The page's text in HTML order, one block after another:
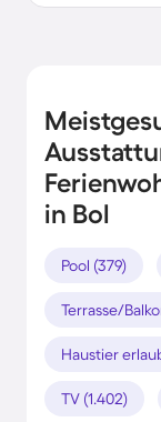
in Bol
Pool (379)
Terrasse/
Haustier
TV (1.402)